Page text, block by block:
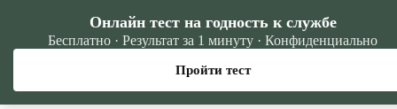
Онлайн тест на годность к службе
Бесплатно · Результат за 1 минуту · Конфиденциально
Пройти тест